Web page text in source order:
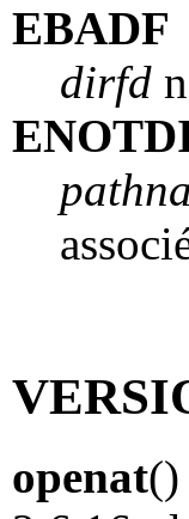
EBADF
dirfd
openat()